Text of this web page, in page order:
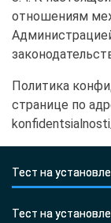
отношениям
Политика
странице по
Тест на
Тест на